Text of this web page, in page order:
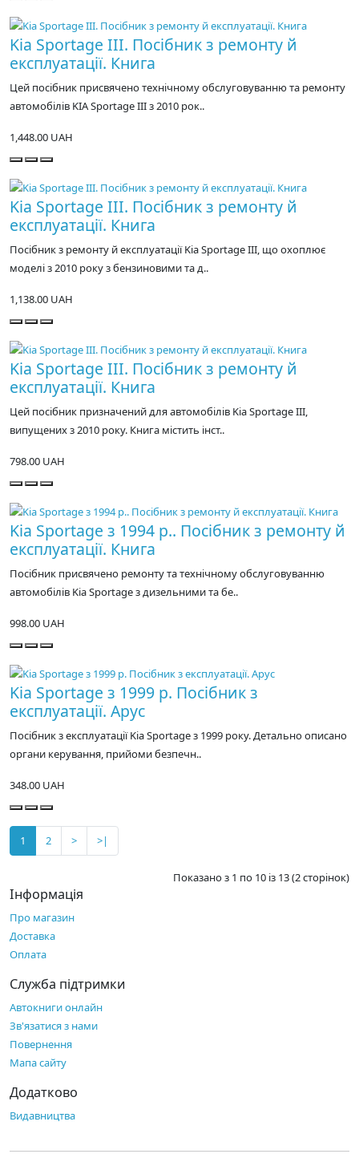
Kia Sportage III. Посібник з ремонту й
експлуатації. Книга
Цей посібник присвячено технічному обслуговуванню та ремонту
автомобілів KIA Sportage III з 2010 рок..
1,448.00 UAH
Kia Sportage III. Посібник з ремонту й
експлуатації. Книга
Посібник з ремонту й експлуатації Kia Sportage III, що охоплює
моделі з 2010 року з бензиновими та д..
1,138.00 UAH
Kia Sportage III. Посібник з ремонту й
експлуатації. Книга
Цей посібник призначений для автомобілів Kia Sportage III,
випущених з 2010 року. Книга містить інст..
798.00 UAH
Kia Sportage з 1994 р.. Посібник з ремонту й
експлуатації. Книга
Посібник присвячено ремонту та технічному обслуговуванню
автомобілів Kia Sportage з дизельними та бе..
998.00 UAH
Kia Sportage з 1999 р. Посібник з
експлуатації. Арус
Посібник з експлуатації Kia Sportage з 1999 року. Детально описано
органи керування, прийоми безпечн..
348.00 UAH
1 2 > >|
Показано з 1 по 10 із 13 (2 сторінок)
Інформація
Про магазин
Доставка
Оплата
Служба підтримки
Автокниги онлайн
Зв'язатися з нами
Повернення
Мапа сайту
Додатково
Видавництва